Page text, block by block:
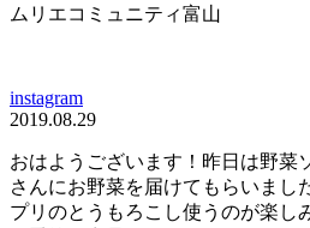
ムリエコミュニティ富山
instagram
2019.08.29
おはようございます！昨日は野菜
さんにお野菜を届けてもらいまし
プリのとうもろこし使うのが楽し